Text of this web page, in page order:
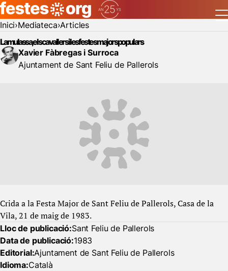
Inici Mediateca Articles
La mulassa, els cavallers i les festes majors populars
Xavier Fàbregas i Surroca
Ajuntament de Sant Feliu de Pallerols
Crida a la Festa Major de Sant Feliu de Pallerols, Casa de la
Vila, 21 de maig de 1983.
Lloc de publicació:Sant Feliu de Pallerols
Data de publicació:1983
Editorial:Ajuntament de Sant Feliu de Pallerols
Idioma:Català